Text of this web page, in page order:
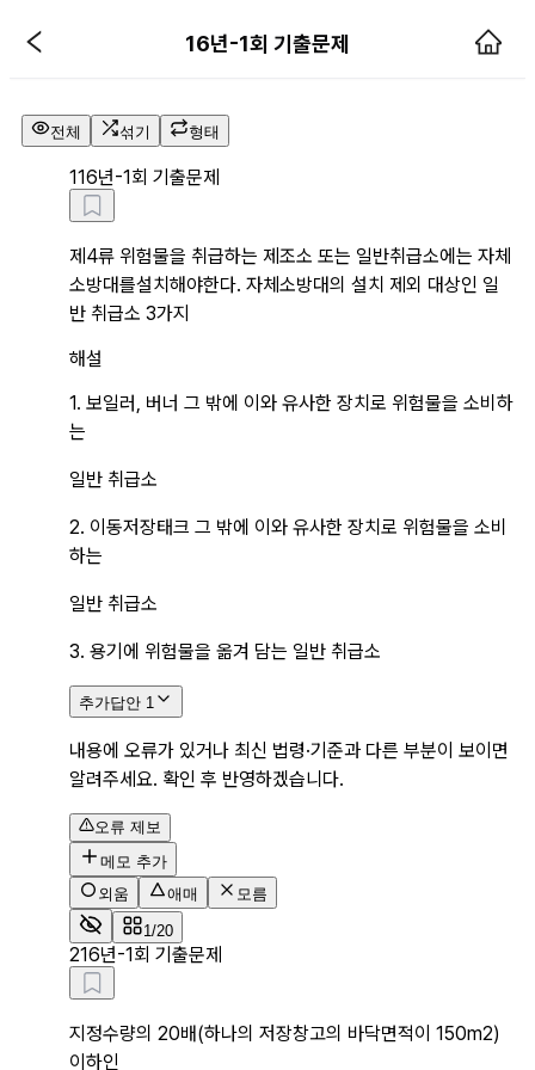
16년 1회 기출문제 기출문제 해설
16년-1회 기출문제
전체 섞기 형태
116년-1회 기출문제
제4류 위험물을 취급하는 제조소 또는 일반취급소에는 자체
소방대를설치해야한다. 자체소방대의 설치 제외 대상인 일
반 취급소 3가지
해설
1. 보일러, 버너 그 밖에 이와 유사한 장치로 위험물을 소비하
는
일반 취급소
2. 이동저장태크 그 밖에 이와 유사한 장치로 위험물을 소비
하는
일반 취급소
3. 용기에 위험물을 옮겨 담는 일반 취급소
추가답안 1
내용에 오류가 있거나 최신 법령·기준과 다른 부분이 보이면
알려주세요. 확인 후 반영하겠습니다.
오류 제보
메모 추가
외움
애매 모름
1/20
216년-1회 기출문제
지정수량의 20배(하나의 저장창고의 바닥면적이 150m2)
이하인